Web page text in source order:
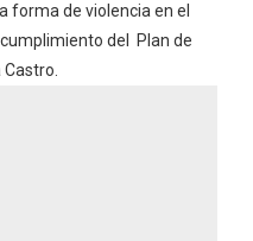
forma de violencia en el
del Plan de
Castro.